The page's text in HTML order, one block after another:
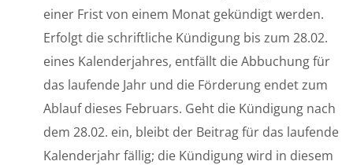
einer Frist von einem Monat gekündigt werden.
Erfolgt die schriftliche Kündigung bis zum 28.02.
eines Kalenderjahres, entfällt die Abbuchung für
das laufende Jahr und die Förderung endet zum
Ablauf dieses Februars. Geht die Kündigung nach
dem 28.02. ein, bleibt der Beitrag für das laufende
Kalenderjahr fällig; die Kündigung wird in diesem